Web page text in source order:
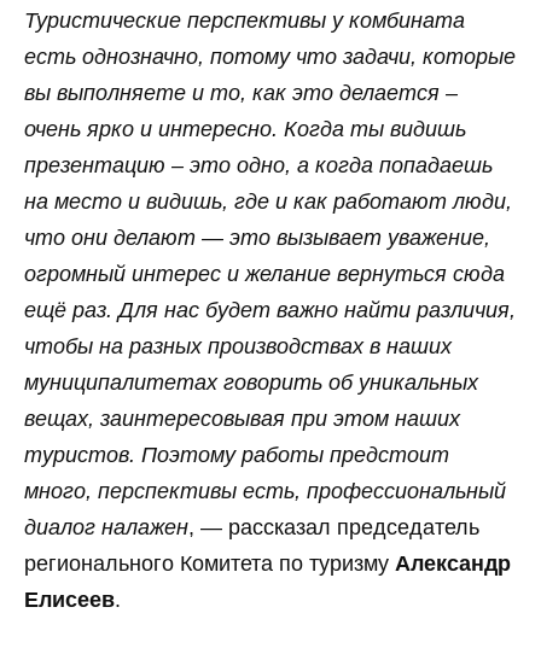
Туристические перспективы у комбината
есть однозначно, потому что задачи, которые
вы выполняете и то, как это делается –
очень ярко и интересно. Когда ты видишь
презентацию – это одно, а когда попадаешь
на место и видишь, где и как работают люди,
что они делают — это вызывает уважение,
огромный интерес и желание вернуться сюда
ещё раз. Для нас будет важно найти различия,
чтобы на разных производствах в наших
муниципалитетах говорить об уникальных
вещах, заинтересовывая при этом наших
туристов. Поэтому работы предстоит
много, перспективы есть, профессиональный
диалог налажен, — рассказал председатель
регионального Комитета по туризму Александр
Елисеев.